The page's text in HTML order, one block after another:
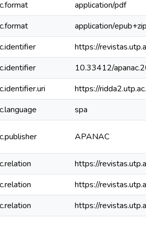
application/pdf
application/epub+zip
https://
10.33412/
https://
spa
APANAC
https://
https://
https://